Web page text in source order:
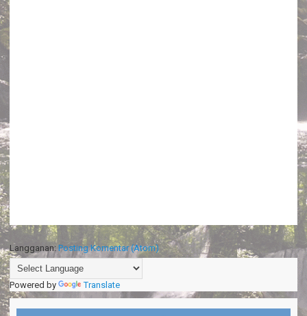
Langganan:Posting Komentar (Atom)
Powered by Translate